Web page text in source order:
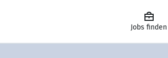
Jobs finden